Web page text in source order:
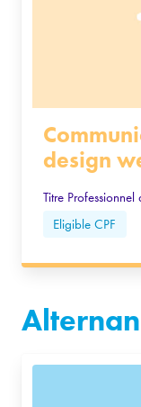
design
Titre
Eligible CPF